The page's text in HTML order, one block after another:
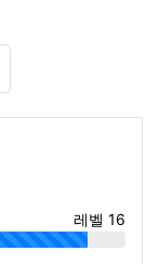
레벨 16